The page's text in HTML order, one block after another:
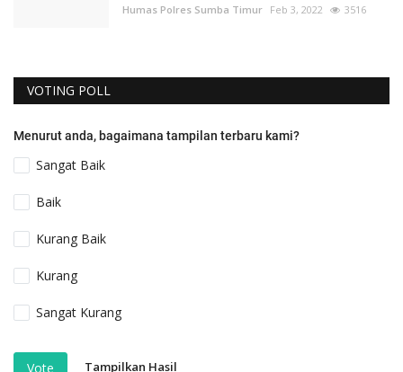
Humas Polres Sumba Timur Feb 3, 2022 3516
VOTING POLL
Menurut anda, bagaimana tampilan terbaru kami?
Sangat Baik
Baik
Kurang Baik
Kurang
Sangat Kurang
Vote Tampilkan Hasil